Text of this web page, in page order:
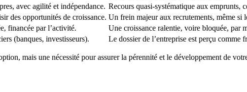
avec agilité et indépendance. Recours quasi-systématique aux emprunts,
des opportunités de croissance. Un frein majeur aux recrutements, même si
financée par l’activité.
Une croissance ralentie, voire bloquée, par
(banques, investisseurs). Le dossier de l’entreprise est perçu comme
mais une nécessité pour assurer la pérennité et le développement de